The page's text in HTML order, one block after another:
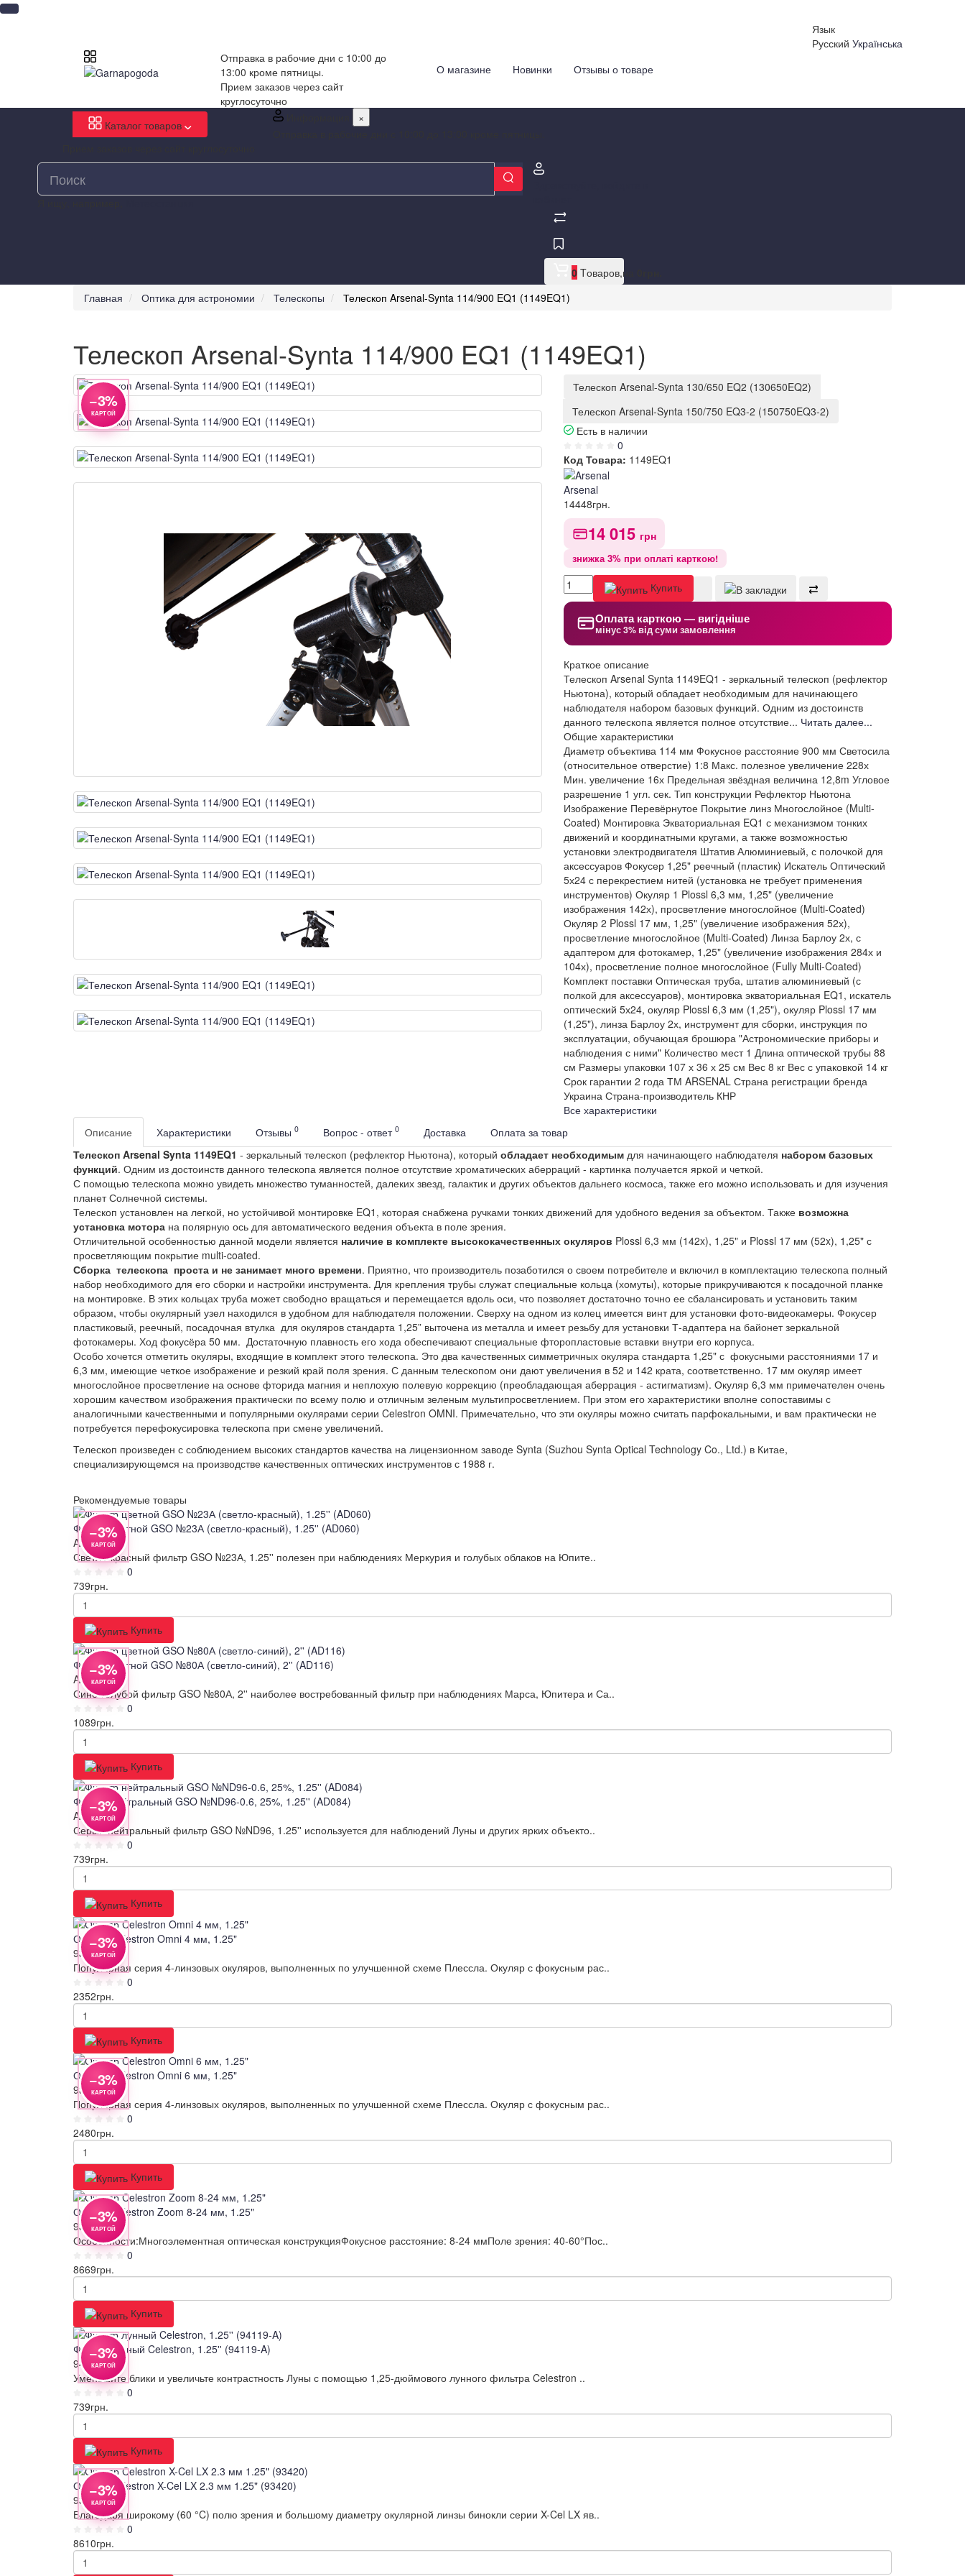
Язык
Русский Українська
Отправка в рабочие дни с 10:00 до
13:00 кроме пятницы.
Прием заказов через сайт
круглосуточно
О магазине Новинки Отзывы о товаре
Каталог товаров
×
0 Tоваров,на
Главная
Оптика для астрономии Телескопы Телескоп Arsenal-Synta 114/900 EQ1 (1149EQ1)
Телескоп Arsenal-Synta 114/900 EQ1 (1149EQ1)
−3%
КАРТОЙ
Телескоп Arsenal-Synta 130/650 EQ2 (130650EQ2)
Телескоп Arsenal-Synta 150/750 EQ3-2 (150750EQ3-2)
Есть в наличии
0
Код Товара: 1149EQ1
Arsenal
14448грн.
14 015 грн
знижка 3% при оплаті карткою!
Купить
Оплата карткою — вигідніше
мінус 3% від суми замовлення
Краткое описание
Телескоп Arsenal Synta 1149EQ1 - зеркальный телескоп (рефлектор
Ньютона), который обладает необходимым для начинающего
наблюдателя набором базовых функций. Одним из достоинств
данного телескопа является полное отсутствие... Читать далее...
Общие характеристики
Диаметр объектива 114 мм Фокусное расстояние 900 мм Светосила
(относительное отверстие) 1:8 Макс. полезное увеличение 228х
Мин. увеличение 16х Предельная звёздная величина 12,8m Угловое
разрешение 1 угл. сек. Тип конструкции Рефлектор Ньютона
Изображение Перевёрнутое Покрытие линз Многослойное (Multi-
Coated) Монтировка Экваториальная EQ1 с механизмом тонких
движений и координатными кругами, а также возможностью
установки электродвигателя Штатив Алюминиевый, с полочкой для
аксессуаров Фокусер 1,25" реечный (пластик) Искатель Оптический
5х24 с перекрестием нитей (установка не требует применения
инструментов) Окуляр 1 Plossl 6,3 мм, 1,25" (увеличение
изображения 142х), просветление многослойное (Multi-Coated)
Окуляр 2 Plossl 17 мм, 1,25" (увеличение изображения 52х),
просветление многослойное (Multi-Coated) Линза Барлоу 2х, с
адаптером для фотокамер, 1,25" (увеличение изображения 284х и
104х), просветление полное многослойное (Fully Multi-Coated)
Комплект поставки Оптическая труба, штатив алюминиевый (с
полкой для аксессуаров), монтировка экваториальная EQ1, искатель
оптический 5х24, окуляр Plossl 6,3 мм (1,25"), окуляр Plossl 17 мм
(1,25"), линза Барлоу 2х, инструмент для сборки, инструкция по
эксплуатации, обучающая брошюра "Астрономические приборы и
наблюдения с ними" Количество мест 1 Длина оптической трубы 88
см Размеры упаковки 107 х 36 х 25 см Вес 8 кг Вес с упаковкой 14 кг
Срок гарантии 2 года ТМ ARSENAL Страна регистрации бренда
Украина Страна-производитель КНР
Все характеристики
Описание
Характеристики Отзывы 0 Вопрос - ответ 0 Доставка
Оплата за товар
Телескоп Arsenal Synta 1149EQ1 - зеркальный телескоп (рефлектор Ньютона), который обладает необходимым для начинающего наблюдателя набором базовых
функций. Одним из достоинств данного телескопа является полное отсутствие хроматических аберраций - картинка получается яркой и четкой.
С помощью телескопа можно увидеть множество туманностей, далеких звезд, галактик и других объектов дальнего космоса, также его можно использовать и для изучения
планет Солнечной системы.
Телескоп установлен на легкой, но устойчивой монтировке EQ1, которая снабжена ручками тонких движений для удобного ведения за объектом. Также возможна
установка мотора на полярную ось для автоматического ведения объекта в поле зрения.
Отличительной особенностью данной модели является наличие в комплекте высококачественных окуляров Plossl 6,3 мм (142x), 1,25" и Plossl 17 мм (52x), 1,25" с
просветляющим покрытие multi-coated.
Сборка телескопа проста и не занимает много времени. Приятно, что производитель позаботился о своем потребителе и включил в комплектацию телескопа полный
набор необходимого для его сборки и настройки инструмента. Для крепления трубы служат специальные кольца (хомуты), которые прикручиваются к посадочной планке
на монтировке. В этих кольцах труба может свободно вращаться и перемещается вдоль оси, что позволяет достаточно точно ее сбалансировать и установить таким
образом, чтобы окулярный узел находился в удобном для наблюдателя положении. Сверху на одном из колец имеется винт для установки фото-видеокамеры. Фокусер
пластиковый, реечный, посадочная втулка для окуляров стандарта 1,25” выточена из металла и имеет резьбу для установки Т-адаптера на байонет зеркальной
фотокамеры. Ход фокусёра 50 мм. Достаточную плавность его хода обеспечивают специальные фторопластовые вставки внутри его корпуса.
Особо хочется отметить окуляры, входящие в комплект этого телескопа. Это два качественных симметричных окуляра стандарта 1,25" с фокусными расстояниями 17 и
6,3 мм, имеющие четкое изображение и резкий край поля зрения. С данным телескопом они дают увеличения в 52 и 142 крата, соответственно. 17 мм окуляр имеет
многослойное просветление на основе фторида магния и неплохую полевую коррекцию (преобладающая аберрация - астигматизм). Окуляр 6,3 мм примечателен очень
хорошим качеством изображения практически по всему полю и отличным зеленым мультипросветлением. При этом его характеристики вполне сопоставимы с
аналогичными качественными и популярными окулярами серии Celestron OMNI. Примечательно, что эти окуляры можно считать парфокальными, и вам практически не
потребуется перефокусировка телескопа при смене увеличений.
Телескоп произведен с соблюдением высоких стандартов качества на лицензионном заводе Synta (Suzhou Synta Optical Technology Co., Ltd.) в Китае,
специализирующемся на производстве качественных оптических инструментов с 1988 г.
Рекомендуемые товары
−3%
КАРТОЙ
Фильтр цветной GSO №23А (светло-красный), 1.25'' (AD060)
AD060
Светло-красный фильтр GSO №23А, 1.25'' полезен при наблюдениях Меркурия и голубых облаков на Юпите..
0
739грн.
Купить
Просмотр
−3%
КАРТОЙ
Фильтр цветной GSO №80А (светло-синий), 2'' (AD116)
AD116
Сине-голубой фильтр GSO №80А, 2'' наиболее востребованный фильтр при наблюдениях Марса, Юпитера и Са..
0
1089грн.
Купить
Просмотр
−3%
КАРТОЙ
Фильтр нейтральный GSO №ND96-0.6, 25%, 1.25'' (AD084)
AD084
Серый нейтральный фильтр GSO №ND96, 1.25'' используется для наблюдений Луны и других ярких объекто..
0
739грн.
Купить
Просмотр
−3%
КАРТОЙ
Окуляр Celestron Omni 4 мм, 1.25"
93316
Популярная серия 4-линзовых окуляров, выполненных по улучшенной схеме Плессла. Окуляр с фокусным рас..
0
2352грн.
Купить
Просмотр
−3%
КАРТОЙ
Окуляр Celestron Omni 6 мм, 1.25"
93317
Популярная серия 4-линзовых окуляров, выполненных по улучшенной схеме Плессла. Окуляр с фокусным рас..
0
2480грн.
Купить
Просмотр
−3%
КАРТОЙ
Окуляр Celestron Zoom 8-24 мм, 1.25"
93230
Особенности:Многоэлементная оптическая конструкцияФокусное расстояние: 8-24 ммПоле зрения: 40-60°Пос..
0
8669грн.
Купить
Просмотр
−3%
КАРТОЙ
Фильтр лунный Celestron, 1.25'' (94119-A)
94119-A
Уменьшите блики и увеличьте контрастность Луны с помощью 1,25-дюймового лунного фильтра Celestron ..
0
739грн.
Купить
Просмотр
−3%
КАРТОЙ
Окуляр Celestron X-Cel LX 2.3 мм 1.25" (93420)
93420
Благодаря широкому (60 °C) полю зрения и большому диаметру окулярной линзы бинокли серии X-Cel LX яв..
0
8610грн.
Просмотр